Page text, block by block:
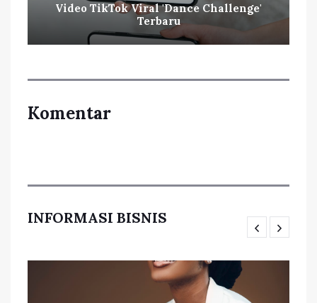
Video TikTok Viral 'Dance Challenge'
Terbaru
Komentar
INFORMASI BISNIS